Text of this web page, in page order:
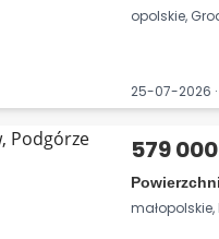
opolskie,
25-07-2026
579 000
małopolskie,